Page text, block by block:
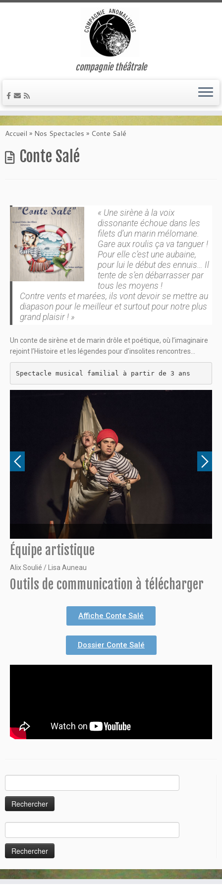
compagnie théâtrale
Accueil » Nos Spectacles » Conte Salé
Conte Salé
« Une sirène à la voix
dissonante échoue dans les
filets d’un marin mélomane.
Gare aux roulis ça va tanguer !
Pour elle c’est une aubaine,
pour lui le début des ennuis… Il
tente de s’en débarrasser par
tous les moyens !
Contre vents et marées, ils vont devoir se mettre au
diapason pour le meilleur et surtout pour notre plus
grand plaisir ! »
Un conte de sirène et de marin drôle et poétique, où l’imaginaire
rejoint l’Histoire et les légendes pour d’insolites rencontres…
Spectacle musical familial à partir de 3 ans
Équipe artistique
Alix Soulié / Lisa Auneau
Outils de communication à télécharger
Affiche Conte Salé
Dossier Conte Salé